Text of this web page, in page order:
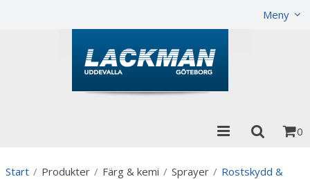
Meny
0
Start / Produkter / Färg & kemi / Sprayer / Rostskydd &